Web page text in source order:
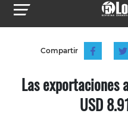
Compartir
Las exportaciones
USD